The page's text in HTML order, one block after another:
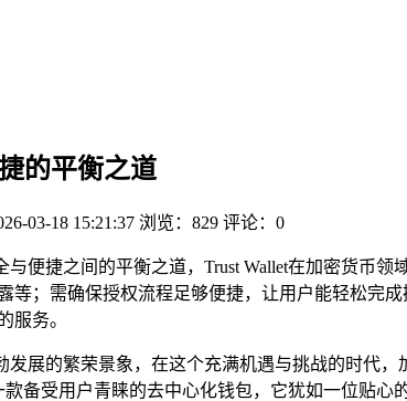
的平衡之道
03-18 15:21:37 浏览：829 评论：0
与便捷之间的平衡之道，Trust Wallet在加密货币
等；需确保授权流程足够便捷，让用户能轻松完
服务。
展的繁荣景象，在这个充满机遇与挑战的时代
备受用户青睐的去中心化钱包，它犹如一位贴